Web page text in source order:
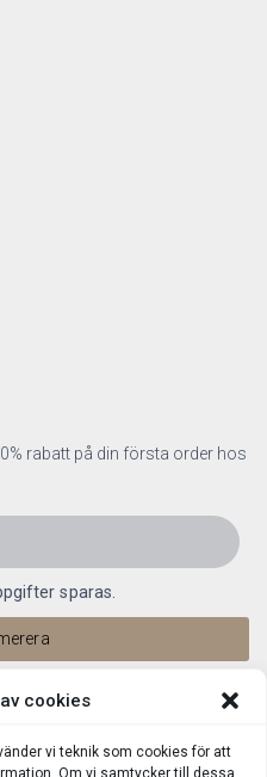
cookies
vi teknik som cookies för att
Om vi samtycker till dessa
rabatt på din första order hos
sparas.